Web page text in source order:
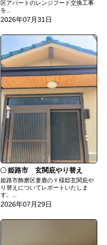
区アパートのレンジフード交換工事
を...
2026年07月31日
姫路市 玄関庇やり替え
姫路市飾磨区妻鹿のＹ様邸玄関庇や
り替えについてレポートいたしま
す。...
2026年07月29日